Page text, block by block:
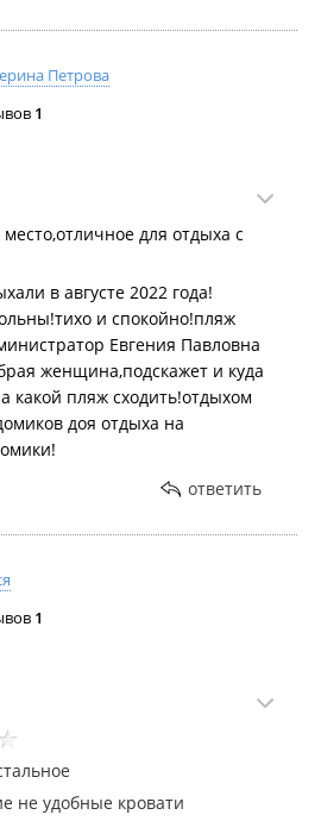
Петрова
1
место,отличное для отдыха с
в августе 2022 года!
и спокойно!пляж
Евгения Павловна
женщина,подскажет и куда
какой пляж сходить!отдыхом
доя отдыха на
ответить
1
не удобные кровати